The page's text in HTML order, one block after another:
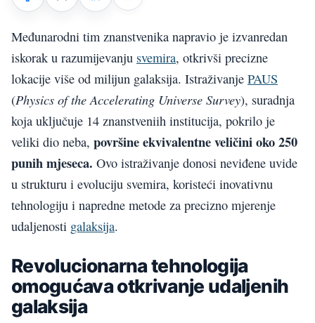
Međunarodni tim znanstvenika napravio je izvanredan
iskorak u razumijevanju svemira, otkrivši precizne
lokacije više od milijun galaksija. Istraživanje PAUS
(Physics of the Accelerating Universe Survey), suradnja
koja uključuje 14 znanstveniih institucija, pokrilo je
veliki dio neba, površine ekvivalentne veličini oko 250
punih mjeseca. Ovo istraživanje donosi neviđene uvide
u strukturu i evoluciju svemira, koristeći inovativnu
tehnologiju i napredne metode za precizno mjerenje
udaljenosti galaksija.
Revolucionarna tehnologija
omogućava otkrivanje udaljenih
galaksija